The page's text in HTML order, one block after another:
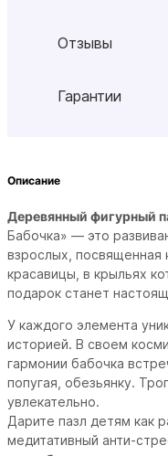
Отзывы
Гарантии
Описание
Деревянный фигурный
Бабочка» — это
взрослых, посвященная
красавицы, в крыльях
подарок станет
У каждого элемента
историей. В своем
гармонии бабочка
попугая, обезьянку.
увлекательно.
Дарите пазл детям как
медитативный анти-